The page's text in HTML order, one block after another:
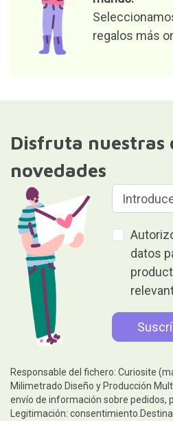
regalos más
Disfruta nuestras
novedades
datos
Responsable del fichero: Curiosite
Milimetrado Diseño y Producción
envío de información sobre pedidos,
Legitimación: